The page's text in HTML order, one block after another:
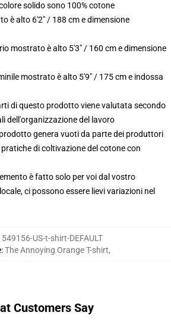
solido sono 100% cotone
è alto 6'2" / 188 cm e dimensione
mostrato è alto 5'3" / 160 cm e dimensione
mostrato è alto 5'9" / 175 cm e indossa
di questo prodotto viene valutata secondo
dell'organizzazione del lavoro
genera vuoti da parte dei produttori
di coltivazione del cotone con
è fatto solo per voi dal vostro
ci possono essere lievi variazioni nel
US-t-shirt-DEFAULT
:The Annoying Orange T-shirt,
Customers Say